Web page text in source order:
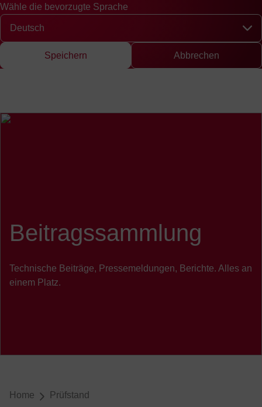
Wähle die bevorzugte Sprache
Wähle die bevorzugte Sprache
Speichern Abbrechen
Schnellzugriff
Suche
English Chinese
Beitragssammlung
Technische Beiträge, Pressemeldungen, Berichte. Alles an
einem Platz.
Breadcrumb-Navigation
Home Prüfstand